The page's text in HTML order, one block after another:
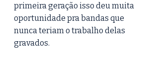
primeira geração isso deu muita
oportunidade pra bandas que
nunca teriam o trabalho delas
gravados.